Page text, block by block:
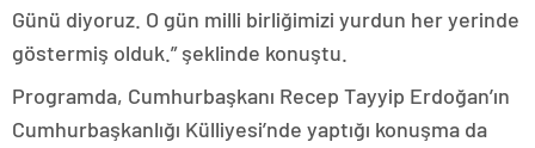
Günü diyoruz. O gün milli birliğimizi yurdun her yerinde
göstermiş olduk.” şeklinde konuştu.
Programda, Cumhurbaşkanı Recep Tayyip Erdoğan’ın
Cumhurbaşkanlığı Külliyesi’nde yaptığı konuşma da